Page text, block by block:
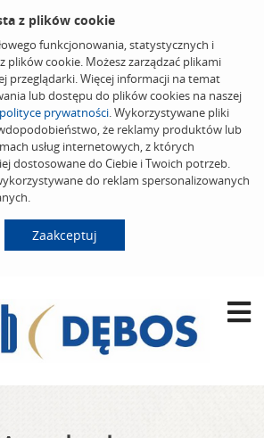
z plików cookie
funkcjonowania, statystycznych i
plików cookie. Możesz zarządzać plikami
przeglądarki. Więcej informacji na temat
lub dostępu do plików cookies na naszej
polityce prywatności. Wykorzystywane pliki
że reklamy produktów lub
usług internetowych, z których
dostosowane do Ciebie i Twoich potrzeb.
do reklam spersonalizowanych
Zaakceptuj